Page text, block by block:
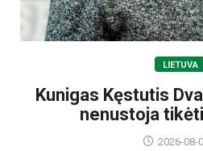
LIETUVA
Kunigas Kęstutis
nenustoja
2026-08-